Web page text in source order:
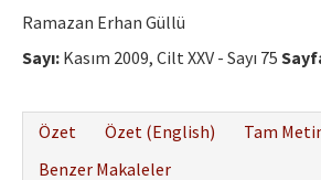
Ramazan Erhan Güllü
Sayı: Kasım 2009, Cilt XXV - Sayı 75
Özet
Özet (English) Tam
Benzer Makaleler